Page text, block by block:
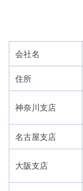
会社名
住所
神奈川支店
名古屋支店
大阪支店